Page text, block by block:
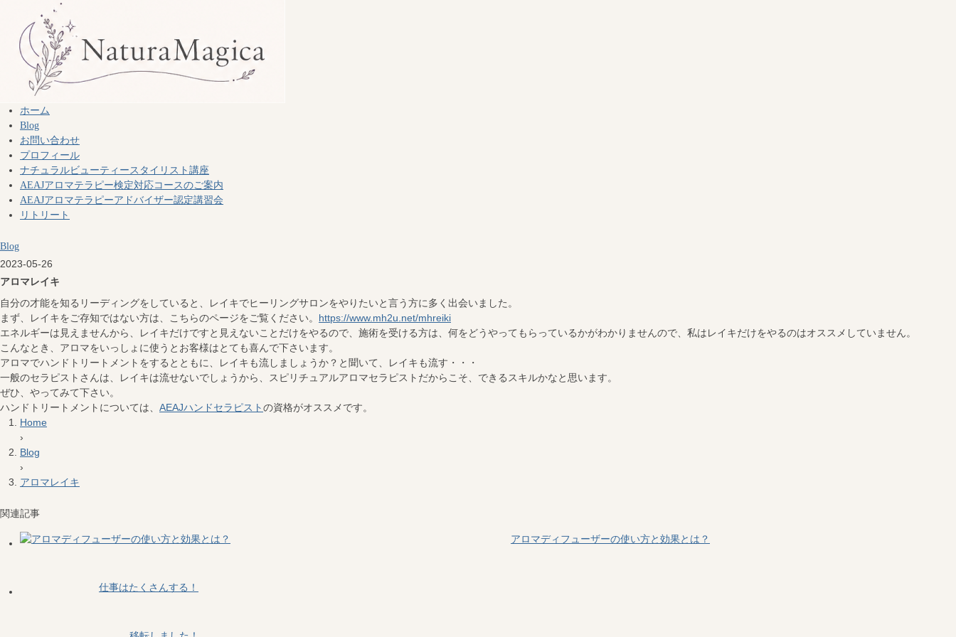
ホーム
Blog
お問い合わせ
プロフィール
ナチュラルビューティースタイリスト講座
AEAJアロマテラピー検定対応コースのご案内
AEAJアロマテラピーアドバイザー認定講習会
リトリート
Blog
2023-05-26
アロマレイキ
自分の才能を知るリーディングをしていると、レイキでヒーリングサロンをやりたいと言う方に多く出会いました。
まず、レイキをご存知ではない方は、こちらのページをご覧ください。 https://www.mh2u.net/mhreiki
エネルギーは見えませんから、レイキだけですと見えないことだけをやるので、施術を受ける方は、何をどうやってもらっているかがわかりませんので、私はレイキだけをやるのはオススメしていません。
こんなとき、アロマをいっしょに使うとお客様はとても喜んで下さいます。
アロマでハンドトリートメントをするとともに、レイキも流しましょうか？と聞いて、レイキも流す・・・
一般のセラピストさんは、レイキは流せないでしょうから、スピリチュアルアロマセラピストだからこそ、できるスキルかなと思います。
ぜひ、やってみて下さい。
ハンドトリートメントについては、 AEAJハンドセラピストの資格がオススメです。
Home
›
Blog
›
アロマレイキ
関連記事
アロマディフューザーの使い方と効果とは？
仕事はたくさんする！